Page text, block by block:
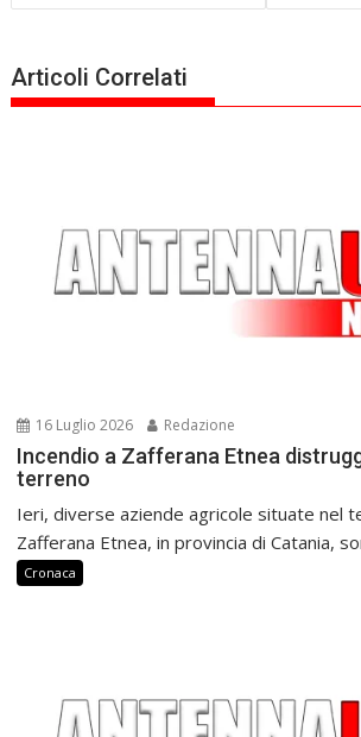
Articoli Correlati
16 Luglio 2026 Redazione
Incendio a Zafferana Etnea
terreno
Ieri, diverse aziende agricole situate nel
Zafferana Etnea, in provincia di Catania,
Cronaca